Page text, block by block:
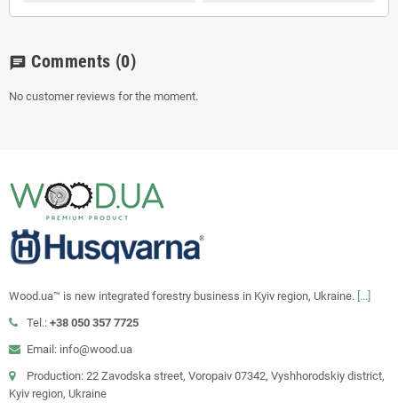
chat Comments (0)
No customer reviews for the moment.
Wood.ua™ is new integrated forestry business in Kyiv region, Ukraine. [...]
Tel.: +38 050 357 7725
Email: info@wood.ua
Production: 22 Zavodska street, Voropaiv 07342, Vyshhorodskiy district,
Kyiv region, Ukraine